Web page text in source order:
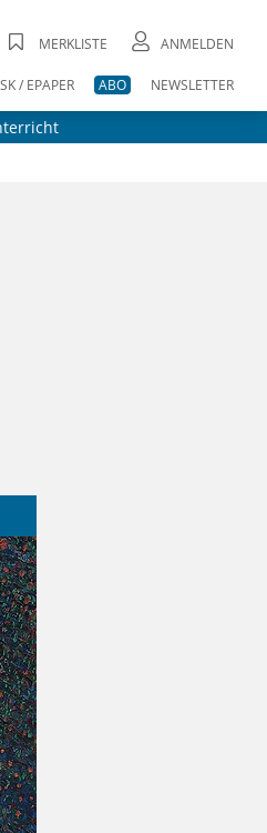
MERKLISTE ANMELDEN
/ EPAPER ABO NEWSLETTER